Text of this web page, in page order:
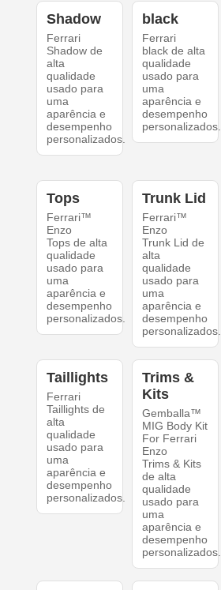
Shadow
Ferrari
Shadow de
alta
qualidade
usado para
uma
aparência e
desempenho
personalizados.
black
Ferrari
black de alta
qualidade
usado para
uma
aparência e
desempenho
personalizados.
Tops
Ferrari™
Enzo
Tops de alta
qualidade
usado para
uma
aparência e
desempenho
personalizados.
Trunk Lid
Ferrari™
Enzo
Trunk Lid de
alta
qualidade
usado para
uma
aparência e
desempenho
personalizados.
Taillights
Ferrari
Taillights de
alta
qualidade
usado para
uma
aparência e
desempenho
personalizados.
Trims &
Kits
Gemballa™
MIG Body Kit
For Ferrari
Enzo
Trims & Kits
de alta
qualidade
usado para
uma
aparência e
desempenho
personalizados.